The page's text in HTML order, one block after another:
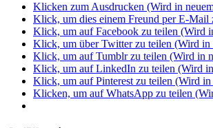
Klicken zum Ausdrucken (Wird in
Klick, um dies einem Freund per E-Mail
Klick, um auf Facebook zu teilen (Wird
Klick, um über Twitter zu teilen (Wird in
Klick, um auf Tumblr zu teilen (Wird in
Klick, um auf LinkedIn zu teilen (Wird
Klick, um auf Pinterest zu teilen (Wird in
Klicken, um auf WhatsApp zu teilen